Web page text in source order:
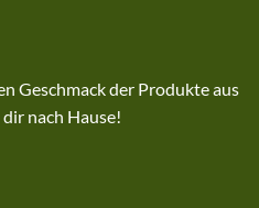
Geschmack der Produkte aus
nach Hause!